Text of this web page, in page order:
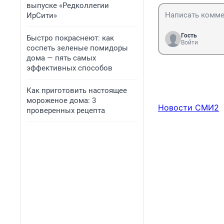
выпуске «Редколлегии
ИрСити»
Быстро покраснеют: как
соспеть зеленые помидоры
дома — пять самых
эффективных способов
Как приготовить настоящее
мороженое дома: 3
проверенных рецепта
Гость
Войти
Новости СМИ2